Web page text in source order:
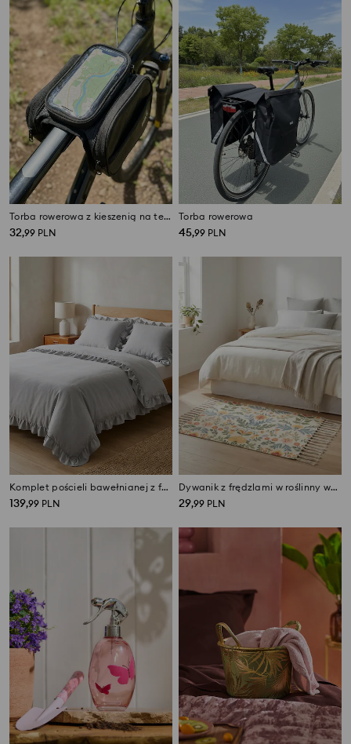
Torba rowerowa z kieszenią na telefon
32,99 PLN
Torba rowerowa
45,99 PLN
Komplet pościeli bawełnianej z falbanami
139,99 PLN
Dywanik z frędzlami w roślinny wzór
29,99 PLN